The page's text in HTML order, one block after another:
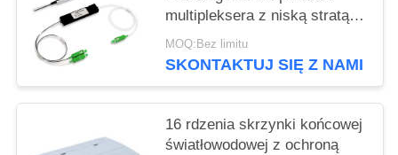
multipleksera z niską stratą
wstawiania wysokiej izolacji
kanału i wolnej od epoksydu
MOQ:Bez limitu
SKONTAKTUJ SIĘ Z NAMI
16 rdzenia skrzynki końcowej
światłowodowej z ochroną